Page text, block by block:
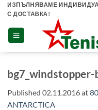
Skip
content
ИЗПЪЛНЯВАМЕ
С ДОСТАВКА!
Published 02.11.2016at
ANTARCTICA